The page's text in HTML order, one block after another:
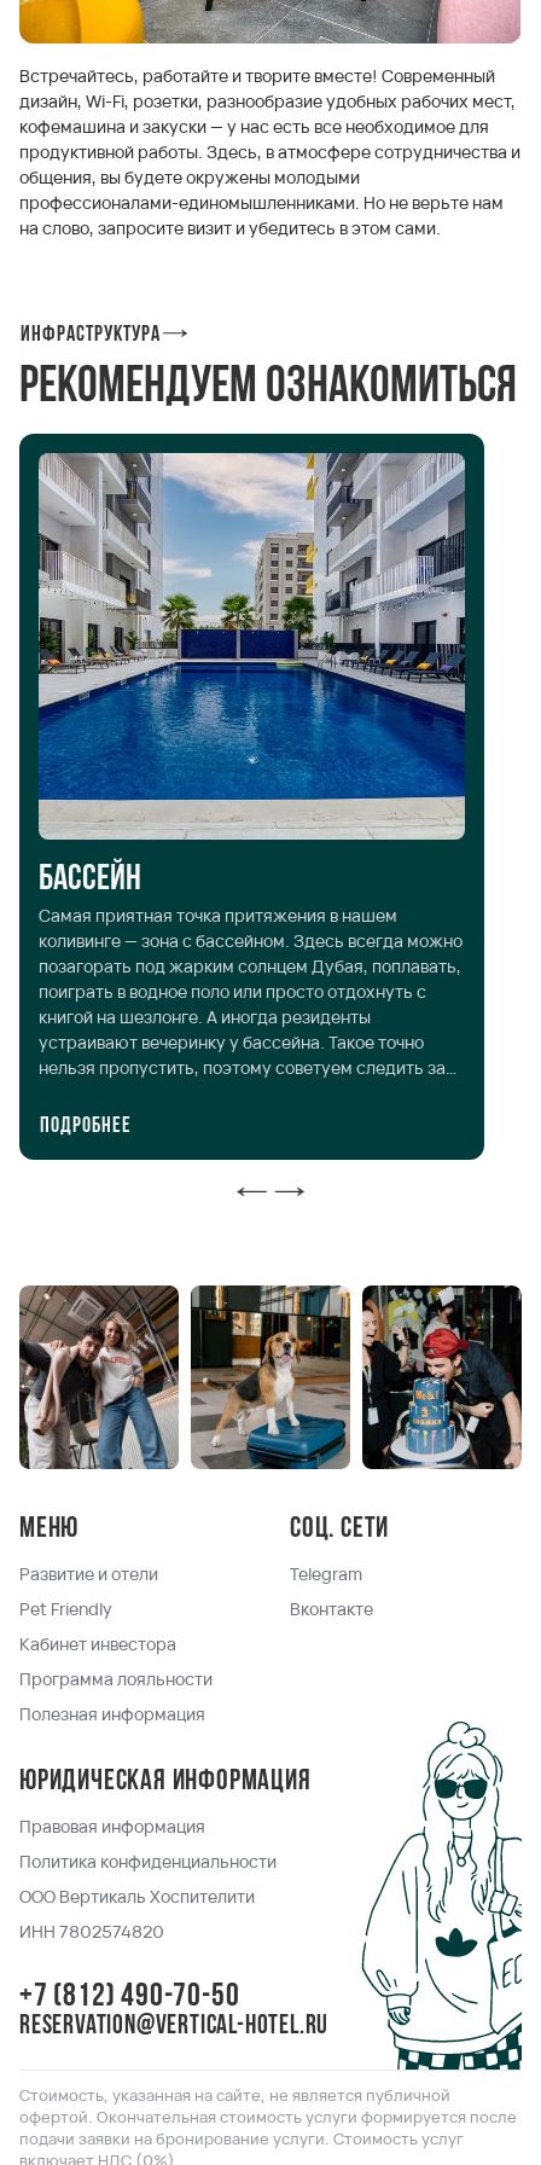
Встречайтесь, работайте и творите вместе! Современный
дизайн, Wi-Fi, розетки, разнообразие удобных рабочих мест,
кофемашина и закуски — у нас есть все необходимое для
продуктивной работы. Здесь, в атмосфере сотрудничества и
общения, вы будете окружены молодыми
профессионалами-единомышленниками. Но не верьте нам
на слово, запросите визит и убедитесь в этом сами.
Инфраструктура
Рекомендуем ознакомиться
Бассейн
Самая приятная точка притяжения в нашем
коливинге — зона с бассейном. Здесь всегда можно
позагорать под жарким солнцем Дубая, поплавать,
поиграть в водное поло или просто отдохнуть с
книгой на шезлонге. А иногда резиденты
устраивают вечеринку у бассейна. Такое точно
нельзя пропустить, поэтому советуем следить за
резидентов бесплатный.
Подробнее
Меню
Развитие и отели
Pet Friendly
Кабинет инвестора
Программа лояльности
Полезная информация
Соц. сети
Telegram
Вконтакте
Юридическая информация
Правовая информация
Политика конфиденциальности
ООО Вертикаль Хоспителити
ИНН 7802574820
+7 (812) 490-70-50
reservation@vertical-hotel.ru
Стоимость, указанная на сайте, не является публичной
офертой. Окончательная стоимость услуги формируется после
подачи заявки на бронирование услуги. Стоимость услуг
включает НДС (0%).